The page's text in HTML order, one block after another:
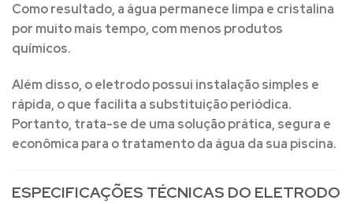
Como resultado, a água permanece limpa e cristalina
por muito mais tempo, com menos produtos
químicos.
Além disso, o eletrodo possui instalação simples e
rápida, o que facilita a substituição periódica.
Portanto, trata-se de uma solução prática, segura e
econômica para o tratamento da água da sua piscina.
ESPECIFICAÇÕES TÉCNICAS DO ELETRODO